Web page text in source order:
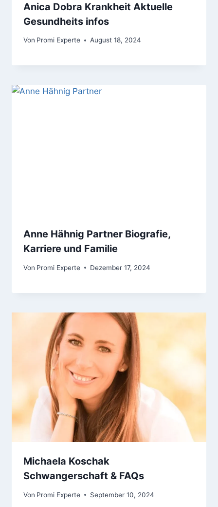
Anica Dobra Krankheit Aktuelle
Gesundheits infos
Von Promi Experte August 18, 2024
Anne Hähnig Partner Biografie,
Karriere und Familie
Von Promi Experte Dezember 17, 2024
Michaela Koschak
Schwangerschaft & FAQs
Von Promi Experte September 10, 2024